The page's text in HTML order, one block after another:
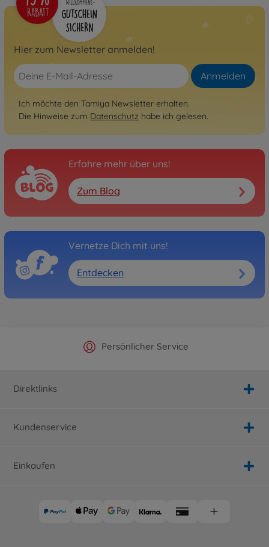
Hier zum Newsletter anmelden!
Anmelden
Ich möchte den Tamiya Newsletter erhalten.
Die Hinweise zum Datenschutz habe ich gelesen.
Erfahre mehr über uns!
Zum Blog
Vernetze Dich mit uns!
Entdecken
Offizieller Hersteller Shop
Persönlicher Service
Versandkostenfrei ab 25€
Schnelle Lieferung
Direktlinks
Kundenservice
Einkaufen